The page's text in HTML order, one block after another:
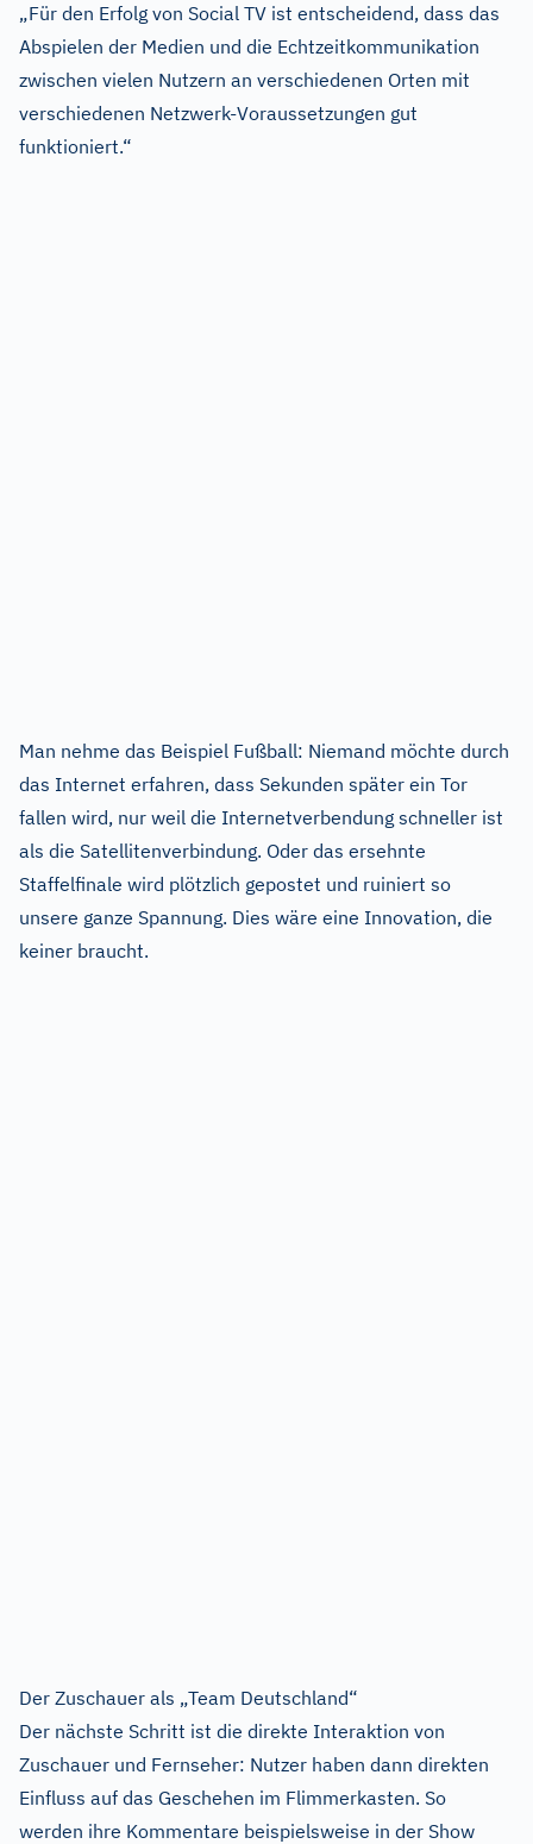
„Für den Erfolg von Social TV ist entscheidend, dass das
Abspielen der Medien und die Echtzeitkommunikation
zwischen vielen Nutzern an verschiedenen Orten mit
verschiedenen Netzwerk-Voraussetzungen gut
funktioniert.“
Man nehme das Beispiel Fußball: Niemand möchte durch
das Internet erfahren, dass Sekunden später ein Tor
fallen wird, nur weil die Internetverbendung schneller ist
als die Satellitenverbindung. Oder das ersehnte
Staffelfinale wird plötzlich gepostet und ruiniert so
unsere ganze Spannung. Dies wäre eine Innovation, die
keiner braucht.
Der Zuschauer als „Team Deutschland“
Der nächste Schritt ist die direkte Interaktion von
Zuschauer und Fernseher: Nutzer haben dann direkten
Einfluss auf das Geschehen im Flimmerkasten. So
werden ihre Kommentare beispielsweise in der Show